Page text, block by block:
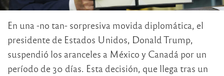
En una -no tan- sorpresiva movida diplomática, el
presidente de Estados Unidos, Donald Trump,
suspendió los aranceles a México y Canadá por un
período de 30 días. Esta decisión, que llega tras un